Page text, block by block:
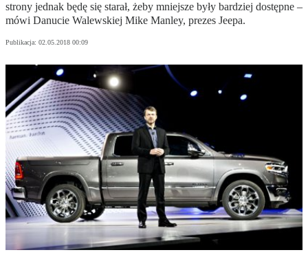
strony jednak będę się starał, żeby mniejsze były bardziej dostępne –
mówi Danucie Walewskiej Mike Manley, prezes Jeepa.
Publikacja: 02.05.2018 00:09